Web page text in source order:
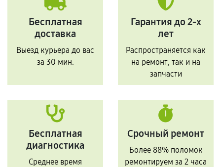
Бесплатная
доставка
Выезд курьера до вас
за 30 мин.
Гарантия до 2-х
лет
Распространяется как
на ремонт, так и на
запчасти
Бесплатная
диагностика
Среднее время
Срочный ремонт
Более 88% поломок
ремонтируем за 2 часа